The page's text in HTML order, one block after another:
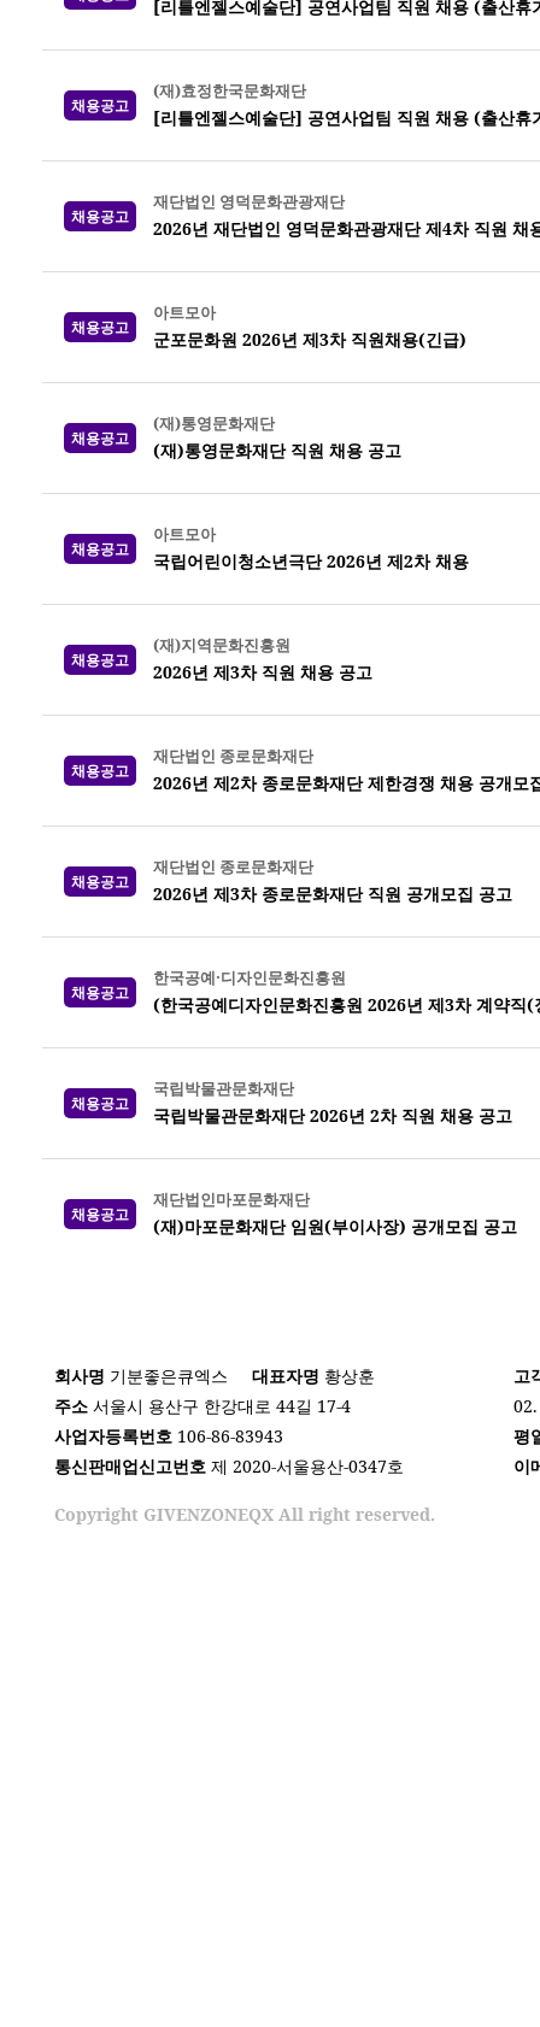
[리틀엔젤스예술단] 공연사업팀 직원 채용 (출산휴
채용공고
(재)효정한국문화재단
[리틀엔젤스예술단] 공연사업팀 직원 채용 (출산휴
채용공고
재단법인 영덕문화관광재단
2026년 재단법인 영덕문화관광재단 제4차 직원 채
채용공고
아트모아
군포문화원 2026년 제3차 직원채용(긴급)
채용공고
(재)통영문화재단
(재)통영문화재단 직원 채용 공고
채용공고
아트모아
국립어린이청소년극단 2026년 제2차 채용
채용공고
(재)지역문화진흥원
2026년 제3차 직원 채용 공고
채용공고
재단법인 종로문화재단
2026년 제2차 종로문화재단 제한경쟁 채용 공개모
채용공고
재단법인 종로문화재단
2026년 제3차 종로문화재단 직원 공개모집 공고
채용공고
한국공예·디자인문화진흥원
(한국공예디자인문화진흥원 2026년 제3차 계약직
채용공고
국립박물관문화재단
국립박물관문화재단 2026년 2차 직원 채용 공고
채용공고
재단법인마포문화재단
(재)마포문화재단 임원(부이사장) 공개모집 공고
회사명 기분좋은큐엑스 대표자명 황상훈
주소 서울시 용산구 한강대로 44길 17-4
사업자등록번호 106-86-83943
통신판매업신고번호 제 2020-서울용산-0347호
Copyright GIVENZONEQX All right reserved.
고
평
이